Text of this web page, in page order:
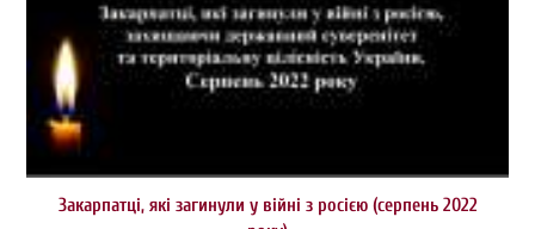
Закарпатці, які загинули у війні з росією (серпень 2022